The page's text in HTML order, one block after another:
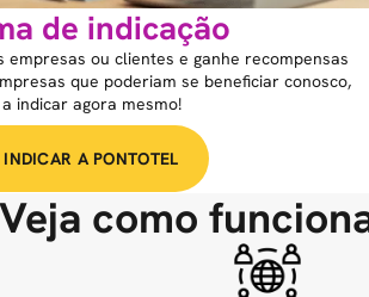
de indicação
ou clientes e ganhe recompensas
que poderiam se beneficiar conosco,
indicar agora mesmo!
INDICAR A PONTOTEL
Veja como